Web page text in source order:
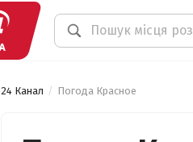
24 Канал Погода Красное